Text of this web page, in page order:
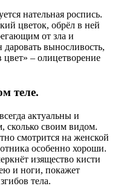
нательная роспись.
цветок, обрёл в ней
от зла и
выносливость,
– олицетворение
теле.
актуальны и
сколько своим видом.
смотрится на женской
особенно хороши.
изящество кисти
и ноги, покажет
тела.